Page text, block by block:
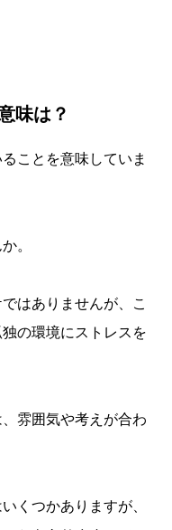
味は？
ことを意味していま
。
はありませんが、こ
の環境にストレスを
雰囲気や考えが合わ
くつかありますが、